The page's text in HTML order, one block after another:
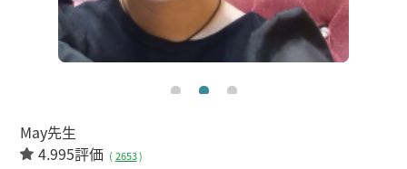
May先生
4.995評価 ( 2653)